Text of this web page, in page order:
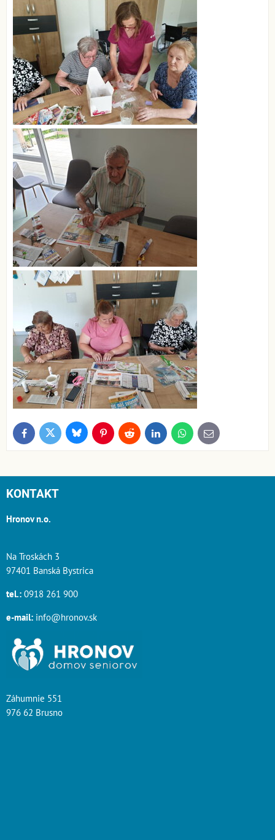
FacebookTwitter BlueskyPinterestReddit LinkedInWhatsApp
E-
mail
KONTAKT
Hronov n.o.
Na Troskách 3
97401 Banská Bystrica
tel.: 0918 261 900
e-mail: info@hronov.sk
Záhumnie 551
976 62 Brusno